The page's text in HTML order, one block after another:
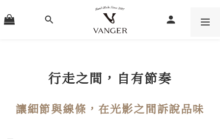
行走之間，自有節奏
讓細節與線條，在光影之間訴說品味